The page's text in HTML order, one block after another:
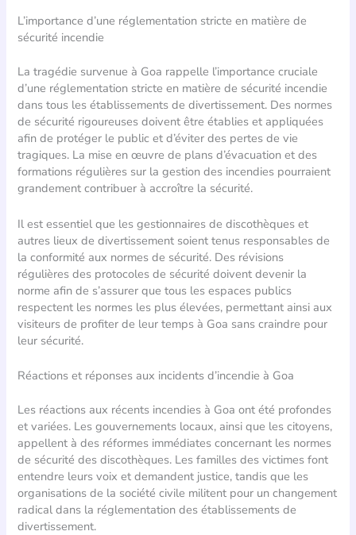
L’importance d’une réglementation stricte en matière de
sécurité incendie
La tragédie survenue à Goa rappelle l’importance cruciale
d’une réglementation stricte en matière de sécurité incendie
dans tous les établissements de divertissement. Des normes
de sécurité rigoureuses doivent être établies et appliquées
afin de protéger le public et d’éviter des pertes de vie
tragiques. La mise en œuvre de plans d’évacuation et des
formations régulières sur la gestion des incendies pourraient
grandement contribuer à accroître la sécurité.
Il est essentiel que les gestionnaires de discothèques et
autres lieux de divertissement soient tenus responsables de
la conformité aux normes de sécurité. Des révisions
régulières des protocoles de sécurité doivent devenir la
norme afin de s’assurer que tous les espaces publics
respectent les normes les plus élevées, permettant ainsi aux
visiteurs de profiter de leur temps à Goa sans craindre pour
leur sécurité.
Réactions et réponses aux incidents d’incendie à Goa
Les réactions aux récents incendies à Goa ont été profondes
et variées. Les gouvernements locaux, ainsi que les citoyens,
appellent à des réformes immédiates concernant les normes
de sécurité des discothèques. Les familles des victimes font
entendre leurs voix et demandent justice, tandis que les
organisations de la société civile militent pour un changement
radical dans la réglementation des établissements de
divertissement.